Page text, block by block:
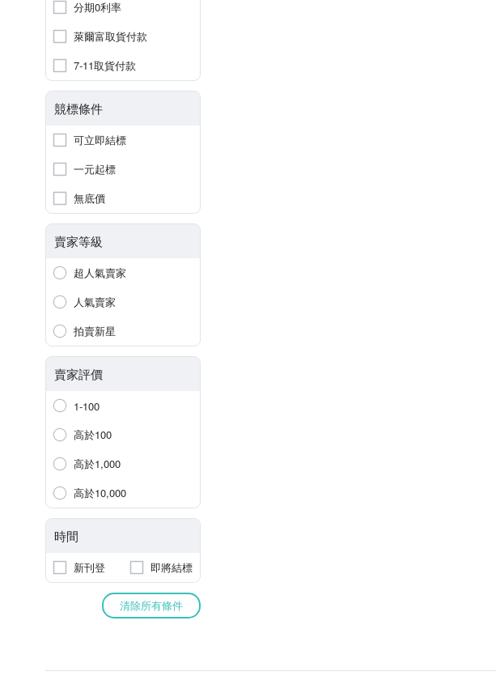
分期0利率
萊爾富取貨付款
7-11取貨付款
競標條件
可立即結標
一元起標
無底價
賣家等級
超人氣賣家
人氣賣家
拍賣新星
賣家評價
1-100
高於100
高於1,000
高於10,000
時間
新刊登 即將結標
清除所有條件